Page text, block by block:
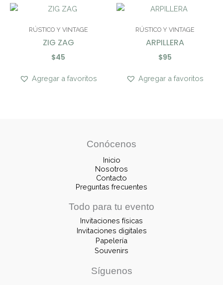
RÚSTICO Y VINTAGE
ZIG ZAG
$45
Agregar a favoritos
RÚSTICO Y VINTAGE
ARPILLERA
$95
Agregar a favoritos
Conócenos
Inicio
Nosotros
Contacto
Preguntas frecuentes
Todo para tu evento
Invitaciones físicas
Invitaciones digitales
Papelería
Souvenirs
Síguenos